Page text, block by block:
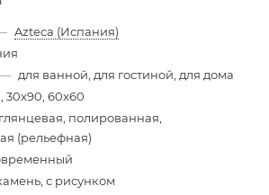
Azteca (Испания)
— для ванной, для гостиной, для дома
30x90, 60x60
глянцевая, полированная,
(рельефная)
с рисунком